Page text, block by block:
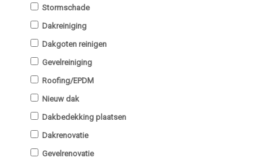
Stormschade
Dakreiniging
Dakgoten reinigen
Gevelreiniging
Roofing/EPDM
Nieuw dak
Dakbedekking plaatsen
Dakrenovatie
Gevelrenovatie